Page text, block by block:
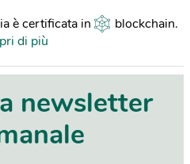
è certificata in blockchain.
di più
newsletter